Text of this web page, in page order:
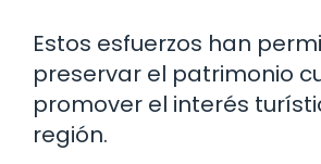
Estos esfuerzos han
preservar el patrimonio
promover el interés
región.